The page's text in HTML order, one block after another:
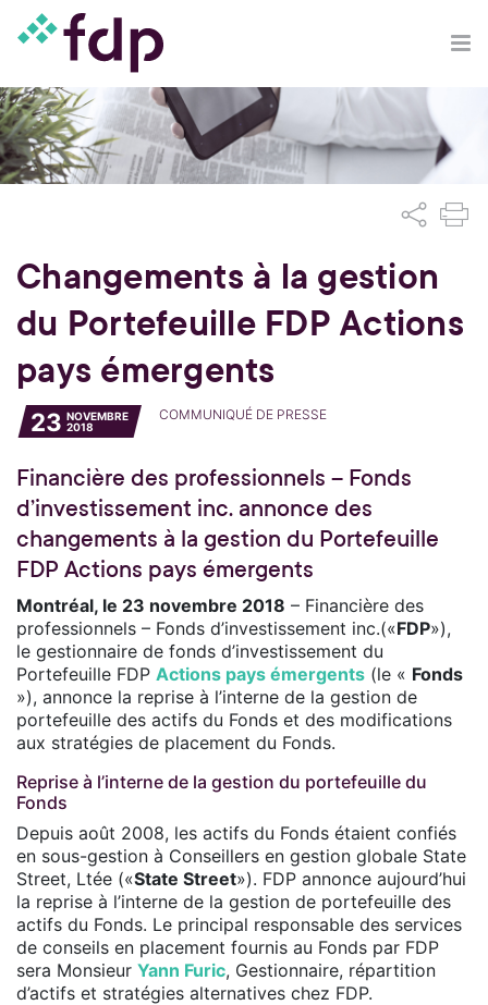
Changements à la gestion
du Portefeuille FDP Actions
pays émergents
23 NOVEMBRE
2018
COMMUNIQUÉ DE PRESSE
Financière des professionnels – Fonds
d’investissement inc. annonce des
changements à la gestion du Portefeuille
FDP Actions pays émergents
Montréal, le 23 novembre 2018 – Financière des
professionnels – Fonds d’investissement inc.(«FDP»),
le gestionnaire de fonds d’investissement du
Portefeuille FDP Actions pays émergents (le « Fonds
»), annonce la reprise à l’interne de la gestion de
portefeuille des actifs du Fonds et des modifications
aux stratégies de placement du Fonds.
Reprise à l’interne de la gestion du portefeuille du
Fonds
Depuis août 2008, les actifs du Fonds étaient confiés
en sous-gestion à Conseillers en gestion globale State
Street, Ltée («State Street»). FDP annonce aujourd’hui
la reprise à l’interne de la gestion de portefeuille des
actifs du Fonds. Le principal responsable des services
de conseils en placement fournis au Fonds par FDP
sera Monsieur Yann Furic, Gestionnaire, répartition
d’actifs et stratégies alternatives chez FDP.